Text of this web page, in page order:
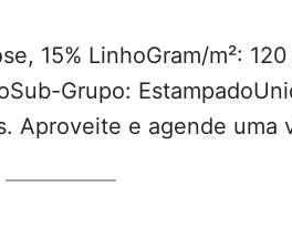
15% LinhoGram/m²:
Grupo:
Aproveite e agende uma